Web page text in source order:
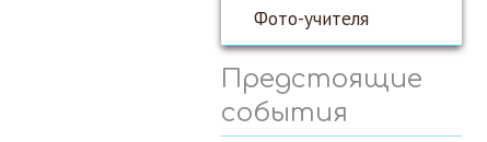
Фото-учителя
Предстоящие
события